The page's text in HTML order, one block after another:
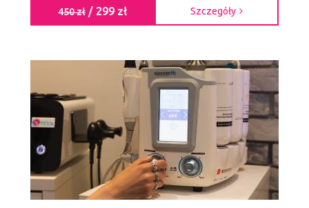
450 zł / 299 zł Szczegóły